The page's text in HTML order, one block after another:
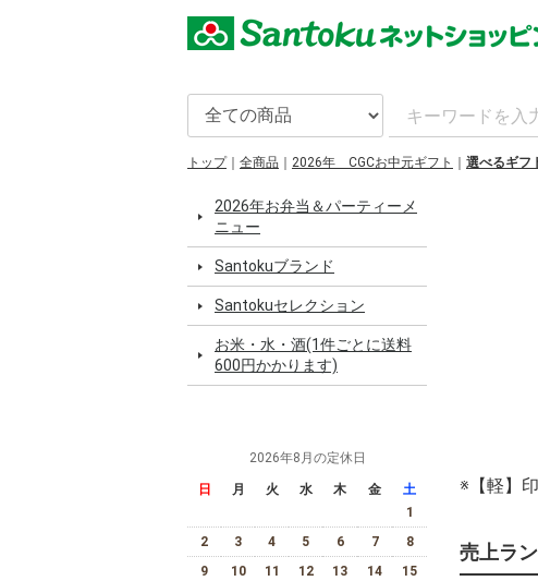
トップ 全商品 2026年 CGCお中元ギフト 選べるギフ
2026年お弁当＆パーティーメ
ニュー
Santokuブランド
Santokuセレクション
お米・水・酒(1件ごとに送料
600円かかります)
2026年8月の定休日
日 月 火 水 木 金
土
1
2
3 4 5 6 7
8
9
10 11 12 13 14
15
※【軽】
売上ラ